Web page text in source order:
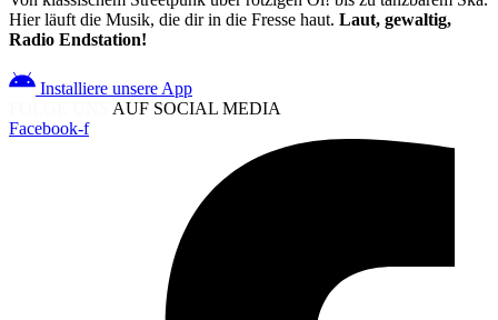
Hier läuft die Musik, die dir in die Fresse haut. Laut, gewaltig,
Radio Endstation!
Installiere unsere App
AUF SOCIAL MEDIA
Facebook-f